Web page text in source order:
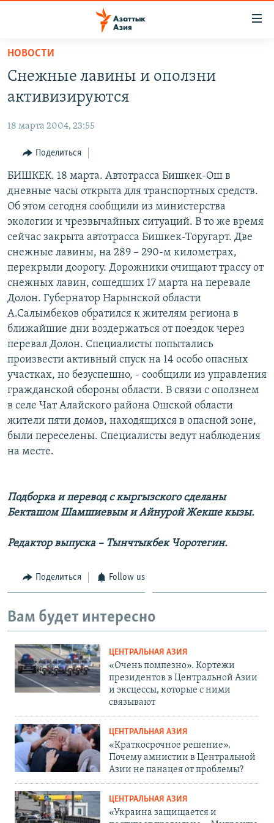
Вернуться
основному
содержанию
навигации
Вернутся
поиску
УЗБЕКИСТАН
ТАДЖИКИСТАН
ВОЙНА В УКРАИНЕ
НА ДРУГИХ ЯЗЫКАХ
ҚАЗАҚША
КЫРГЫЗЧА
ТОҶИКӢ
TÜRKMENÇE
Все сайты РСЕ/РС
НОВОСТИ
Снежные лавины и оползни
активизируются
18 марта 2004, 23:55
Поделиться
БИШКЕК. 18 марта. Автотрасса Бишкек-Ош в
дневные часы открыта для транспортных средств.
Об этом сегодня сообщили из министерства
экологии и чрезвычайных ситуаций. В то же время
сейчас закрыта автотрасса Бишкек-Торугарт. Две
снежные лавины, на 289 – 290-м километрах,
перекрыли доорогу. Дорожники очищают трассу от
снежных лавин, сошедших 17 марта на перевале
Долон. Губернатор Нарынской области
А.Салымбеков обратился к жителям региона в
ближайшие дни воздержаться от поездок через
перевал Долон. Специалисты попытались
произвести активный спуск на 14 особо опасных
участках, но безуспешно, - сообщили из управления
гражданской обороны области. В связи с оползнем
в селе Чат Алайского района Ошской области
жители пяти домов, находящихся в опасной зоне,
были переселены. Специалисты ведут наблюдения
на месте.
Подборка и перевод с кыргызского сделаны
Бекташом Шамшиевым и Айнурой Жекше кызы.
Редактор выпуска – Тынчтыкбек Чоротегин.
Поделиться Follow us
Вам будет интересно
ЦЕНТРАЛЬНАЯ АЗИЯ
«Очень помпезно». Кортежи
президентов в Центральной Азии
и эксцессы, которые с ними
связывают
ЦЕНТРАЛЬНАЯ АЗИЯ
«Краткосрочное решение».
Почему амнистии в Центральной
Азии не панацея от проблемы?
ЦЕНТРАЛЬНАЯ АЗИЯ
«Украина защищается и